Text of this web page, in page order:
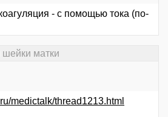
- с помощью тока (по-
шейки матки
medictalk/thread1213.html